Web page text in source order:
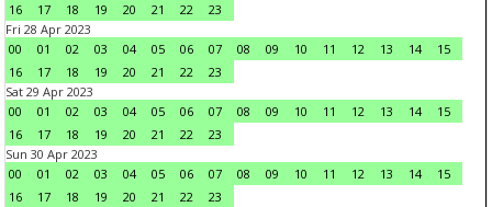
16
17 18 19 20 21 22
23
Fri 28 Apr 2023
00
01 02 03 04 05 06 07 08 09 10 11 12 13 14
15
16
17 18 19 20 21 22
23
Sat 29 Apr 2023
00
01 02 03 04 05 06 07 08 09 10 11 12 13 14
15
16
17 18 19 20 21 22
23
Sun 30 Apr 2023
00
01 02 03 04 05 06 07 08 09 10 11 12 13 14
15
16
17 18 19 20 21 22
23